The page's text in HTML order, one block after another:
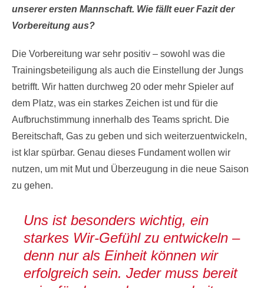
unserer ersten Mannschaft. Wie fällt euer Fazit der
Vorbereitung aus?
Die Vorbereitung war sehr positiv – sowohl was die
Trainingsbeteiligung als auch die Einstellung der Jungs
betrifft. Wir hatten durchweg 20 oder mehr Spieler auf
dem Platz, was ein starkes Zeichen ist und für die
Aufbruchstimmung innerhalb des Teams spricht. Die
Bereitschaft, Gas zu geben und sich weiterzuentwickeln,
ist klar spürbar. Genau dieses Fundament wollen wir
nutzen, um mit Mut und Überzeugung in die neue Saison
zu gehen.
Uns ist besonders wichtig, ein
starkes Wir-Gefühl zu entwickeln –
denn nur als Einheit können wir
erfolgreich sein. Jeder muss bereit